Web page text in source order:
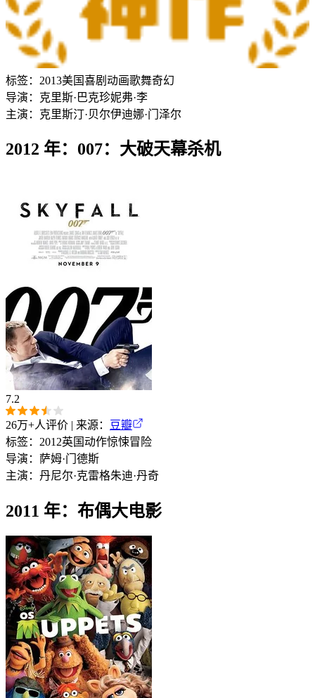
标签： 2013美国喜剧 动画歌舞奇幻
导演： 克里斯·巴克珍妮弗·李
主演： 克里斯汀·贝尔伊迪娜·门泽尔
2012 年：007：大破天幕杀机
7.2
26万+人评价 | 来源：
豆瓣
标签： 2012英国动作惊悚冒险
导演： 萨姆·门德斯
主演： 丹尼尔·克雷格朱迪·丹奇
2011 年：布偶大电影